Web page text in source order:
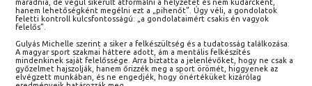
maradnia, de végül sikerült átformálni a helyzetet és nem kudarcként,
hanem lehetőségként megélni ezt a „pihenőt”. Úgy véli, a gondolatok
feletti kontroll kulcsfontosságú: „a gondolataimért csakis én vagyok
felelős”.
Gulyás Michelle szerint a siker a felkészültség és a tudatosság találkozása.
A magyar sport szakmai háttere adott, ám a mentális felkészítés
mindenkinek saját felelőssége. Arra biztatta a jelenlévőket, hogy ne csak a
győzelmet hajszolják, hanem őrizzék meg a sport örömét, higgyenek az
elvégzett munkában, és ne engedjék, hogy önértéküket kizárólag